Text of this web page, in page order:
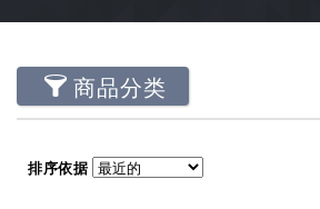
商品分类
排序依据